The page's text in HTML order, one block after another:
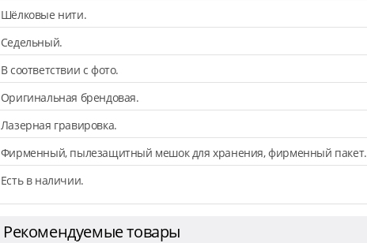
Шёлковые нити.
Седельный.
В соответствии с фото.
Оригинальная брендовая.
Лазерная гравировка.
Фирменный, пылезащитный мешок для хранения, фирменный пакет.
Есть в наличии.
Рекомендуемые товары